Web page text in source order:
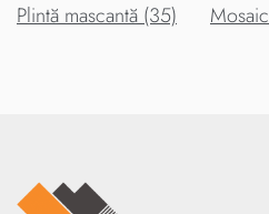
Plintă mascantă (35)